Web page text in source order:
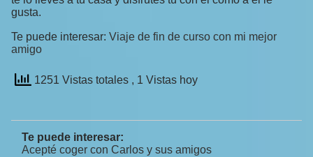
gusta.
Te puede interesar: Viaje de fin de curso con mi mejor
amigo
1251 Vistas totales , 1 Vistas hoy
Te puede interesar:
Acepté coger con Carlos y sus amigos